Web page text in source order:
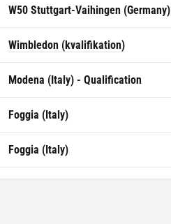
W50 Stuttgart-Vaihingen (Germany)
Wimbledon (kvalifikation)
Modena (Italy) - Qualification
Foggia (Italy)
Foggia (Italy)